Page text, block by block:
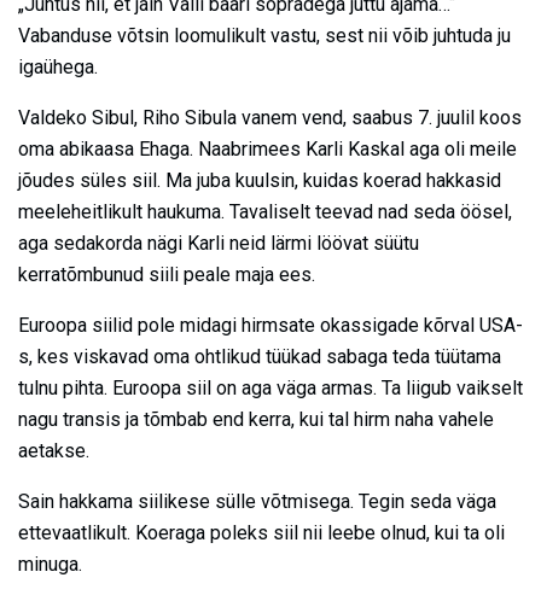
Vabanduse võtsin loomulikult vastu, sest nii võib juhtuda ju
igaühega.
Valdeko Sibul, Riho Sibula vanem vend, saabus 7. juulil koos
oma abikaasa Ehaga. Naabrimees Karli Kaskal aga oli meile
jõudes süles siil. Ma juba kuulsin, kuidas koerad hakkasid
meeleheitlikult haukuma. Tavaliselt teevad nad seda öösel,
aga sedakorda nägi Karli neid lärmi löövat süütu
kerratõmbunud siili peale maja ees.
Euroopa siilid pole midagi hirmsate okassigade kõrval USA-
s, kes viskavad oma ohtlikud tüükad sabaga teda tüütama
tulnu pihta. Euroopa siil on aga väga armas. Ta liigub vaikselt
nagu transis ja tõmbab end kerra, kui tal hirm naha vahele
aetakse.
Sain hakkama siilikese sülle võtmisega. Tegin seda väga
ettevaatlikult. Koeraga poleks siil nii leebe olnud, kui ta oli
minuga.